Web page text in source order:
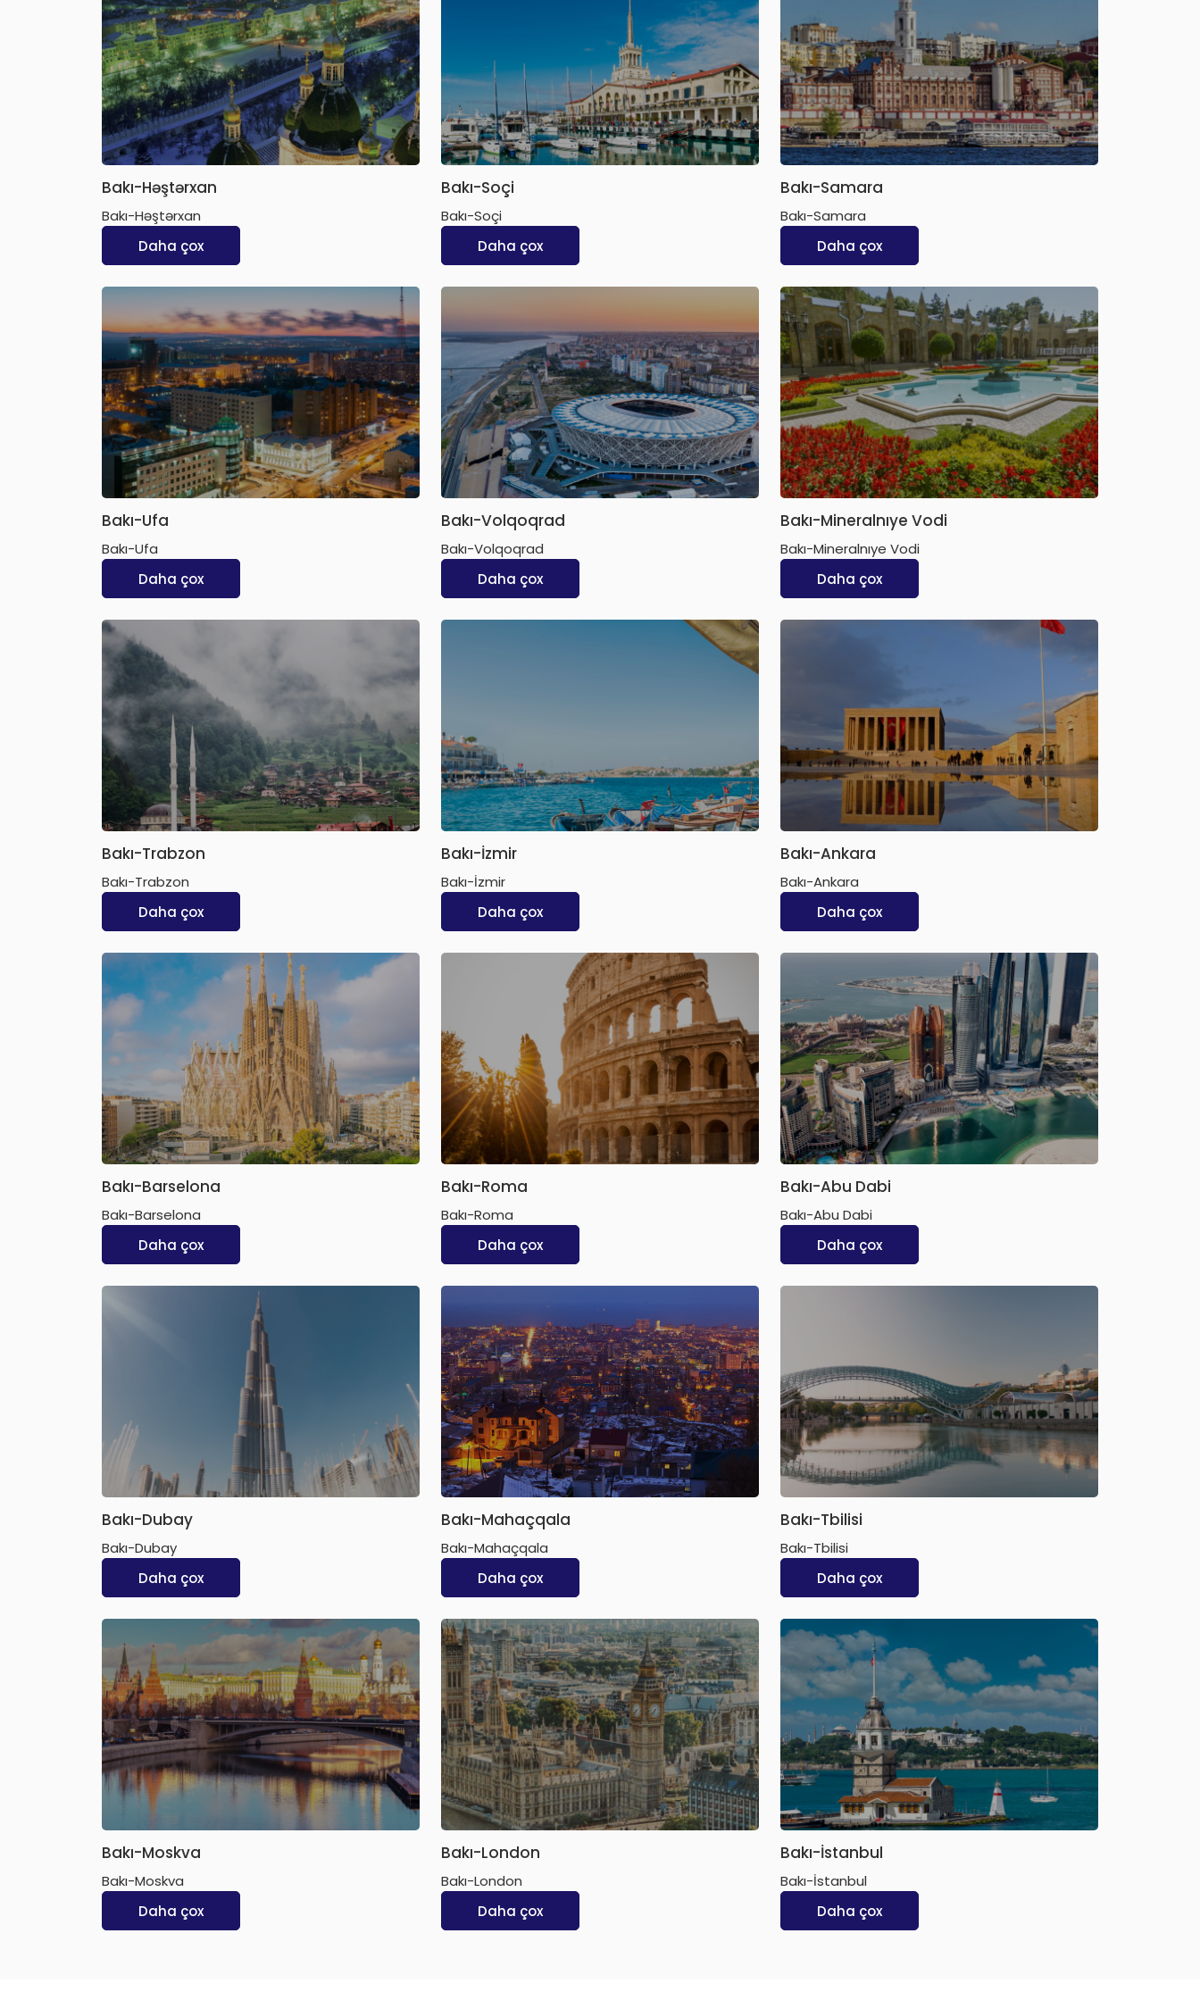
Bakı-Həştərxan
Bakı-Həştərxan
Daha çox
Bakı-Soçi
Bakı-Soçi
Daha çox
Bakı-Samara
Bakı-Samara
Daha çox
Bakı-Ufa
Bakı-Ufa
Daha çox
Bakı-Volqoqrad
Bakı-Volqoqrad
Daha çox
Bakı-Mineralnıye Vodi
Bakı-Mineralnıye Vodi
Daha çox
Bakı-Trabzon
Bakı-Trabzon
Daha çox
Bakı-İzmir
Bakı-İzmir
Daha çox
Bakı-Ankara
Bakı-Ankara
Daha çox
Bakı-Barselona
Bakı-Barselona
Daha çox
Bakı-Roma
Bakı-Roma
Daha çox
Bakı-Abu Dabi
Bakı-Abu Dabi
Daha çox
Bakı-Dubay
Bakı-Dubay
Daha çox
Bakı-Mahaçqala
Bakı-Mahaçqala
Daha çox
Bakı-Tbilisi
Bakı-Tbilisi
Daha çox
Bakı-Moskva
Bakı-Moskva
Daha çox
Bakı-London
Bakı-London
Daha çox
Bakı-İstanbul
Bakı-İstanbul
Daha çox